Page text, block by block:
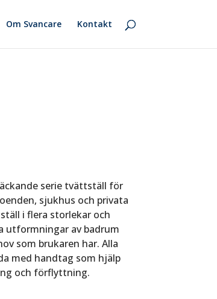
Om Svancare Kontakt
serie tvättställ för
sjukhus och privata
i flera storlekar och
utformningar av badrum
som brukaren har. Alla
med handtag som hjälp
och förflyttning.